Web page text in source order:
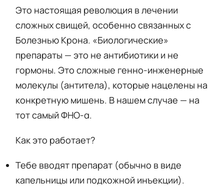
Это настоящая революция в лечении
сложных свищей, особенно связанных с
Болезнью Крона. «Биологические»
препараты — это не антибиотики и не
гормоны. Это сложные генно-инженерные
молекулы (антитела), которые нацелены на
конкретную мишень. В нашем случае — на
тот самый ФНО-α.
Как это работает?
Тебе вводят препарат (обычно в виде
капельницы или подкожной инъекции).